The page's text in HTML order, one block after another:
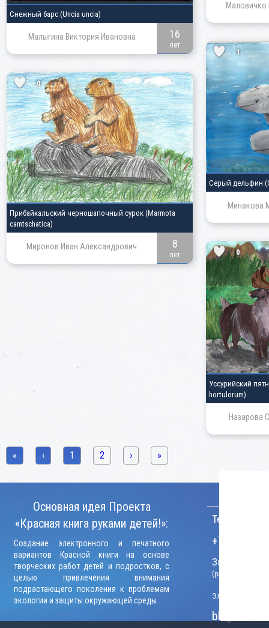
Маловичко
Снежный барс (Uncia uncia)
Малыгина Виктория Ивановна 16
лет
1
Серый дельфин
Минакова
0
Прибайкальский черношапочный сурок (Marmota
camtschatica)
Миронов Иван Александрович 8
лет 0
Уссурийский
hortulorum)
Назарова
« ‹ 1 2 › »
Основная идея Проекта
«Красная книга руками детей!»:
Создание электронного и печатного
вариантов Красной книги на основе
творческих работ детей и подростков, с
целью привлечения внимания
подрастающего поколения к проблемам
экологии и защиты окружающей среды.
Телефон:
+7 (906)
Звонки
(рабочие дни,
Электронный
blago-